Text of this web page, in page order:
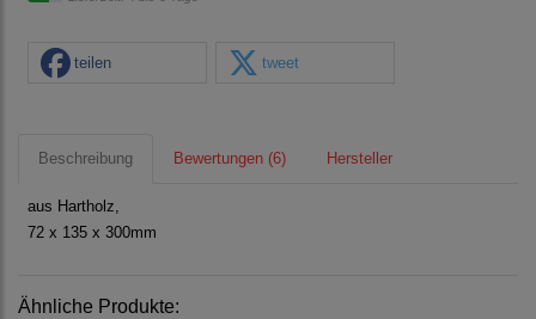
teilen tweet
Beschreibung Bewertungen (6) Hersteller
aus Hartholz,
72 x 135 x 300mm
Ähnliche Produkte: